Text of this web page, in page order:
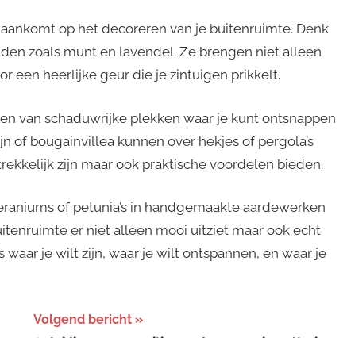
op het decoreren van je buitenruimte. Denk
zoals munt en lavendel. Ze brengen niet alleen
een heerlijke geur die je zintuigen prikkelt.
van schaduwrijke plekken waar je kunt ontsnappen
of bougainvillea kunnen over hekjes of pergola’s
zijn maar ook praktische voordelen bieden.
of petunia’s in handgemaakte aardewerken
er niet alleen mooi uitziet maar ook echt
je wilt zijn, waar je wilt ontspannen, en waar je
Volgend bericht